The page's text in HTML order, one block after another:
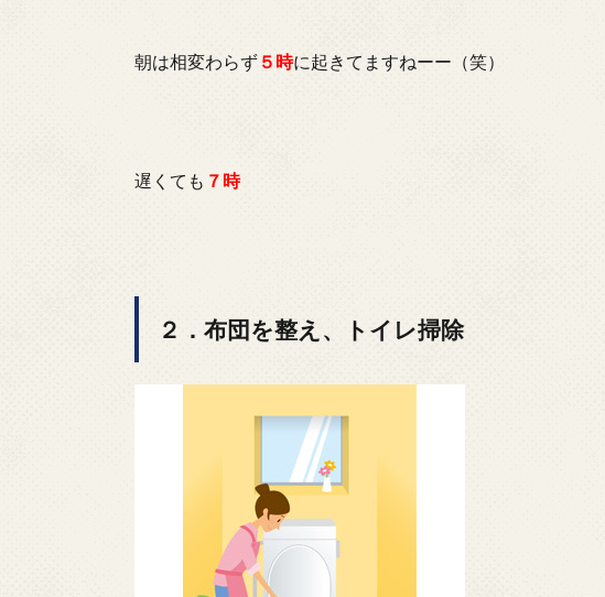
朝は相変わらず ５時に起きてますねーー（笑）
遅くても ７時
２．布団を整え、トイレ掃除